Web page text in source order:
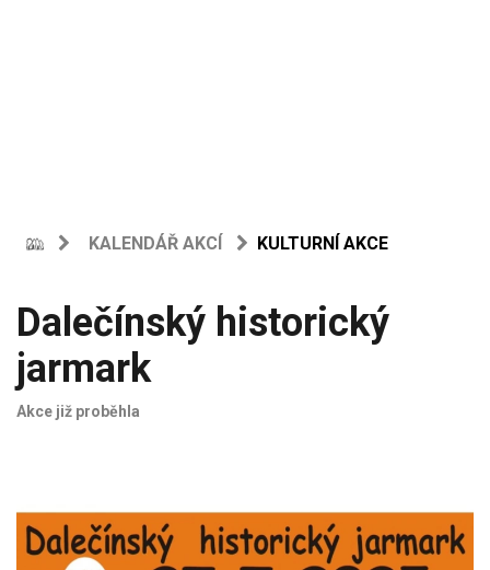
KALENDÁŘ AKCÍ KULTURNÍ AKCE
Dalečínský historický
jarmark
Akce již proběhla